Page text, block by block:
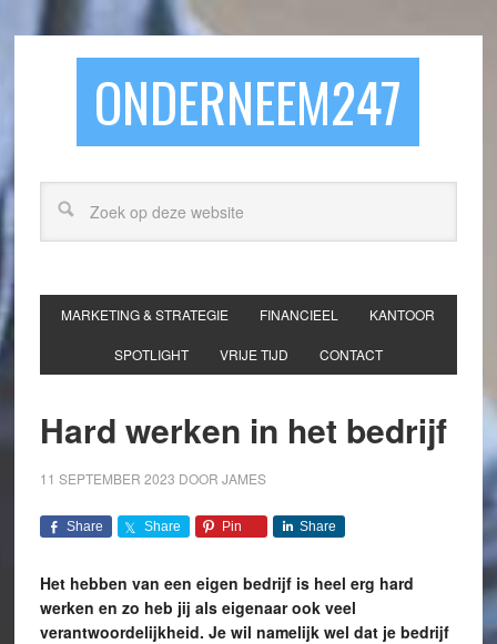
ONDERNEEM247
MARKETING & STRATEGIE FINANCIEEL KANTOOR
SPOTLIGHT VRIJE TIJD CONTACT
Hard werken in het bedrijf
11 SEPTEMBER 2023 DOOR JAMES
Share Share Pin Share
Het hebben van een eigen bedrijf is heel erg hard
werken en zo heb jij als eigenaar ook veel
verantwoordelijkheid. Je wil namelijk wel dat je bedrijf